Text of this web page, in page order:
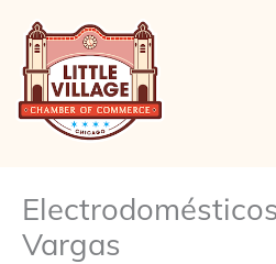
contenido
Vargas